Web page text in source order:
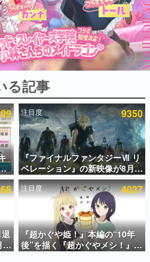
以上！ ページビュー数万以上！ などな
読まれた、電ファミ渾身の“殿堂入り”記
。
書
イターの方々に製作時のエピソードをお
る企画（ゲーム）とは何か？を探ってい
はいけない。『赫本』は、〈試験問題〉
ラー小説集です。
ルゲーム市場を担う若きクリエイター達
のルーツと情熱を探っていきます。
る記事
注目度 9350
『ファイナルファンタジーⅦ リ
ベレーション』の新映像が8月
26日早朝に公開へ。『FF7』リ
メイクシリーズの完結編、
「gamescom」のオープニング
ナイトライブにてディレクター
の浜口直樹氏が登壇する予定
9
注目度 4037
『超かぐや姫！』本編の“10年
後”を描く『超かぐやメシ！』
Web連載決定。新たなWebマン